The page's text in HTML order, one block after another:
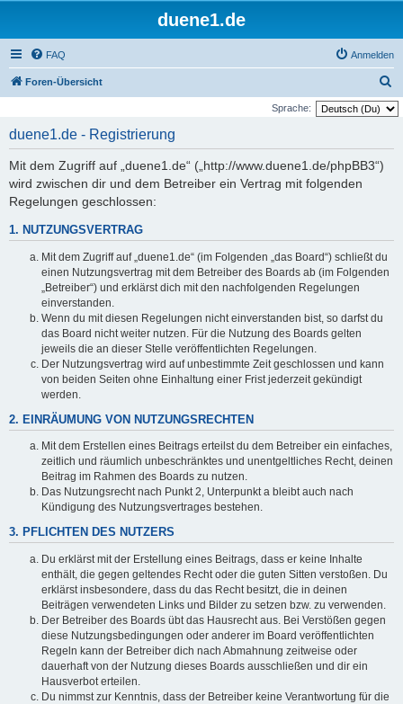
duene1.de
FAQ Anmelden
Foren-Übersicht
u
Sprache:
duene1.de - Registrierung
Mit dem Zugriff auf „duene1.de“ („http://www.duene1.de/phpBB3“)
wird zwischen dir und dem Betreiber ein Vertrag mit folgenden
Regelungen geschlossen:
1. NUTZUNGSVERTRAG
Mit dem Zugriff auf „duene1.de“ (im Folgenden „das Board“) schließt du
einen Nutzungsvertrag mit dem Betreiber des Boards ab (im Folgenden
„Betreiber“) und erklärst dich mit den nachfolgenden Regelungen
einverstanden.
Wenn du mit diesen Regelungen nicht einverstanden bist, so darfst du
das Board nicht weiter nutzen. Für die Nutzung des Boards gelten
jeweils die an dieser Stelle veröffentlichten Regelungen.
Der Nutzungsvertrag wird auf unbestimmte Zeit geschlossen und kann
von beiden Seiten ohne Einhaltung einer Frist jederzeit gekündigt
werden.
2. EINRÄUMUNG VON NUTZUNGSRECHTEN
Mit dem Erstellen eines Beitrags erteilst du dem Betreiber ein einfaches,
zeitlich und räumlich unbeschränktes und unentgeltliches Recht, deinen
Beitrag im Rahmen des Boards zu nutzen.
Das Nutzungsrecht nach Punkt 2, Unterpunkt a bleibt auch nach
Kündigung des Nutzungsvertrages bestehen.
3. PFLICHTEN DES NUTZERS
Du erklärst mit der Erstellung eines Beitrags, dass er keine Inhalte
enthält, die gegen geltendes Recht oder die guten Sitten verstoßen. Du
erklärst insbesondere, dass du das Recht besitzt, die in deinen
Beiträgen verwendeten Links und Bilder zu setzen bzw. zu verwenden.
Der Betreiber des Boards übt das Hausrecht aus. Bei Verstößen gegen
diese Nutzungsbedingungen oder anderer im Board veröffentlichten
Regeln kann der Betreiber dich nach Abmahnung zeitweise oder
dauerhaft von der Nutzung dieses Boards ausschließen und dir ein
Hausverbot erteilen.
Du nimmst zur Kenntnis, dass der Betreiber keine Verantwortung für die